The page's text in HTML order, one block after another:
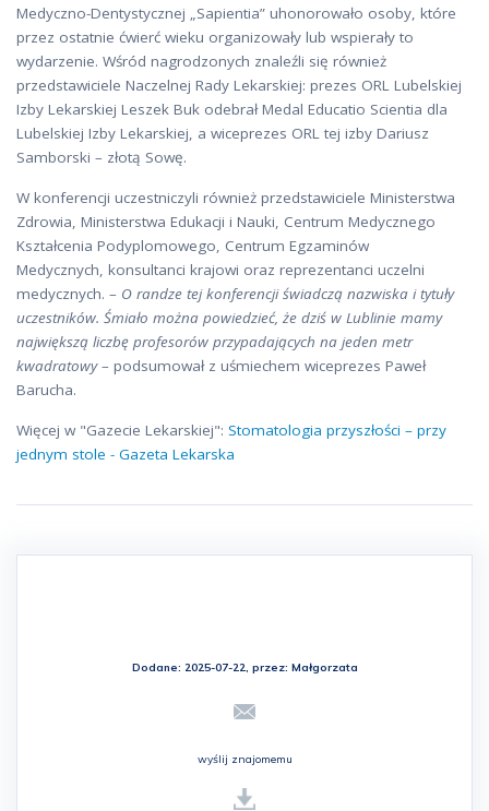
Medyczno-Dentystycznej „Sapientia” uhonorowało osoby, które
przez ostatnie ćwierć wieku organizowały lub wspierały to
wydarzenie. Wśród nagrodzonych znaleźli się również
przedstawiciele Naczelnej Rady Lekarskiej: prezes ORL Lubelskiej
Izby Lekarskiej Leszek Buk odebrał Medal Educatio Scientia dla
Lubelskiej Izby Lekarskiej, a wiceprezes ORL tej izby Dariusz
Samborski – złotą Sowę.
W konferencji uczestniczyli również przedstawiciele Ministerstwa
Zdrowia, Ministerstwa Edukacji i Nauki, Centrum Medycznego
Kształcenia Podyplomowego, Centrum Egzaminów
Medycznych, konsultanci krajowi oraz reprezentanci uczelni
medycznych. – O randze tej konferencji świadczą nazwiska i tytuły
uczestników. Śmiało można powiedzieć, że dziś w Lublinie mamy
największą liczbę profesorów przypadających na jeden metr
kwadratowy– podsumował z uśmiechem wiceprezes Paweł
Barucha.
Więcej w "Gazecie Lekarskiej": Stomatologia przyszłości – przy
jednym stole - Gazeta Lekarska
Dodane: 2025-07-22, przez: Małgorzata
wyślij znajomemu